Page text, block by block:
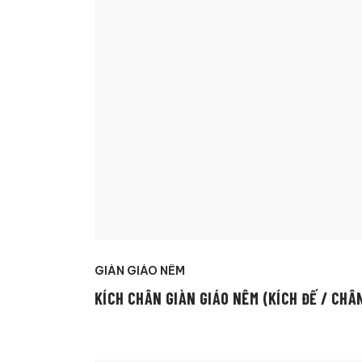
GIÀN GIÁO NÊM
KÍCH CHÂN GIÀN GIÁO NÊM (KÍCH ĐẾ /